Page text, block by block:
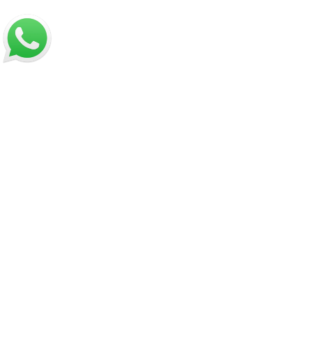
Sobre despachos
Contacto